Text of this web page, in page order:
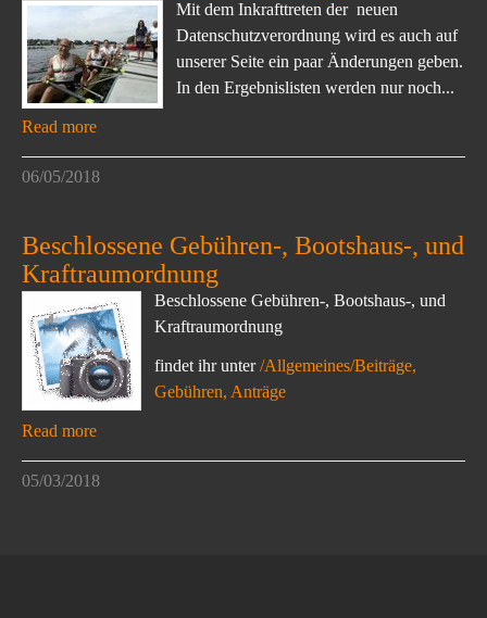
Mit dem Inkrafttreten der neuen
Datenschutzverordnung wird es auch auf
unserer Seite ein paar Änderungen geben.
In den Ergebnislisten werden nur noch...
Read more
06/05/2018
Beschlossene Gebühren-, Bootshaus-, und
Kraftraumordnung
Beschlossene Gebühren-, Bootshaus-, und
Kraftraumordnung
findet ihr unter/Allgemeines/Beiträge,
Gebühren, Anträge
Read more
05/03/2018